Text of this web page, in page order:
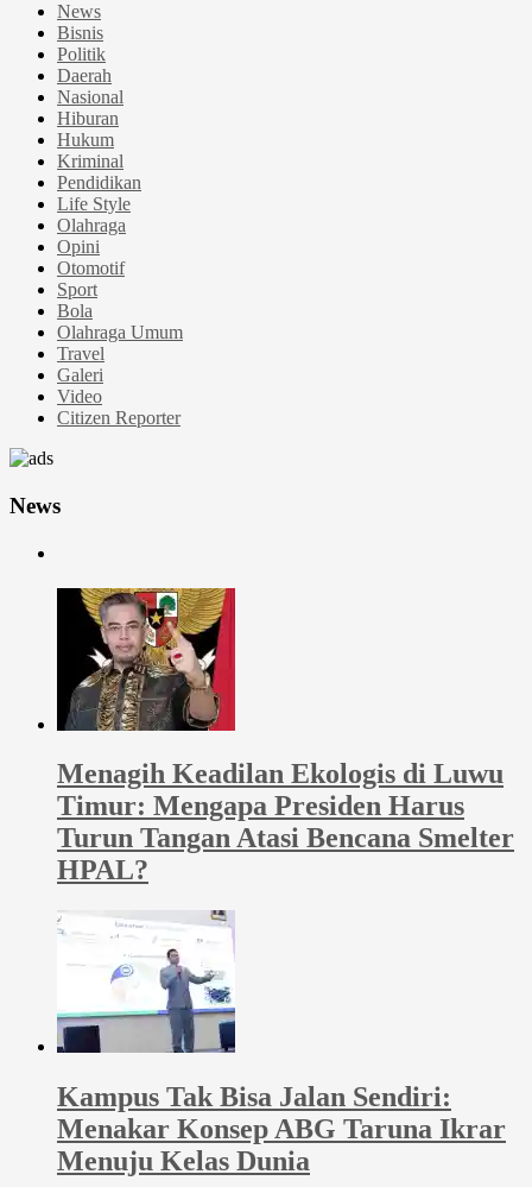
News
Bisnis
Politik
Daerah
Nasional
Hiburan
Hukum
Kriminal
Pendidikan
Life Style
Olahraga
Opini
Otomotif
Sport
Bola
Olahraga Umum
Travel
Galeri
Video
Citizen Reporter
News
Menagih Keadilan Ekologis di Luwu
Timur: Mengapa Presiden Harus
Turun Tangan Atasi Bencana Smelter
HPAL?
Kampus Tak Bisa Jalan Sendiri:
Menakar Konsep ABG Taruna Ikrar
Menuju Kelas Dunia